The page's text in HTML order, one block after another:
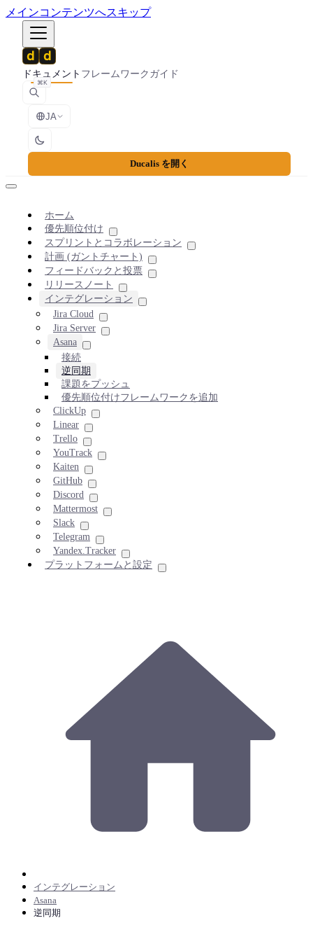
メインコンテンツへスキップ
ドキュメント フレームワークガイド
⌘K
JA
Ducalis を開く
ホーム
優先順位付け
スプリントとコラボレーション
計画 (ガントチャート)
フィードバックと投票
リリースノート
インテグレーション
Jira Cloud
Jira Server
Asana
接続
逆同期
課題をプッシュ
優先順位付けフレームワークを追加
ClickUp
Linear
Trello
YouTrack
Kaiten
GitHub
Discord
Mattermost
Slack
Telegram
Yandex.Tracker
プラットフォームと設定
インテグレーション
Asana
逆同期